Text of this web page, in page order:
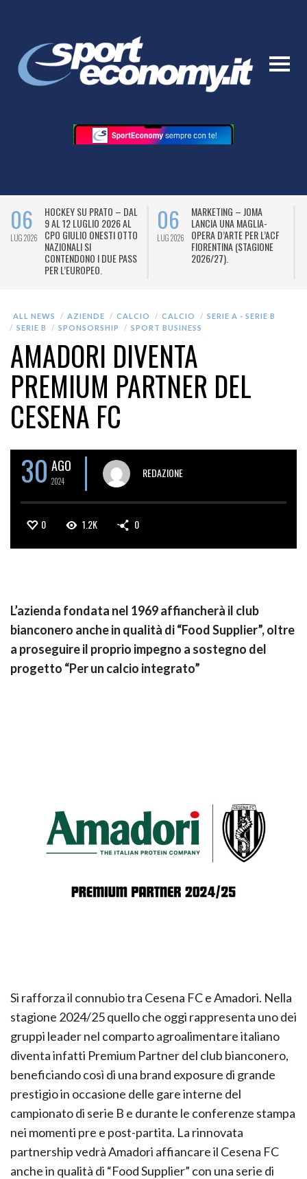
06
LUG 2026
HOCKEY SU PRATO – DAL
9 AL 12 LUGLIO 2026 AL
CPO GIULIO ONESTI OTTO
NAZIONALI SI
CONTENDONO I DUE PASS
PER L’EUROPEO.
06
LUG 2026
MARKETING – JOMA
LANCIA UNA MAGLIA-
OPERA D’ARTE PER L’ACF
FIORENTINA (STAGIONE
2026/27).
ALL NEWS AZIENDE CALCIO CALCIO
SERIE A - SERIE B
SERIE B
SPONSORSHIP SPORT BUSINESS
AMADORI DIVENTA
PREMIUM PARTNER DEL
CESENA FC
30 AGO
2024
REDAZIONE
0 1.2K 0
L’azienda fondata nel 1969 affiancherà il club
bianconero anche in qualità di “Food Supplier”, oltre
a proseguire il proprio impegno a sostegno del
progetto “Per un calcio integrato”
Si rafforza il connubio tra Cesena FC e Amadori. Nella
stagione 2024/25 quello che oggi rappresenta uno dei
gruppi leader nel comparto agroalimentare italiano
diventa infatti Premium Partner del club bianconero,
beneficiando così di una brand exposure di grande
prestigio in occasione delle gare interne del
campionato di serie B e durante le conferenze stampa
nei momenti pre e post-partita. La rinnovata
partnership vedrà Amadori affiancare il Cesena FC
anche in qualità di “Food Supplier” con una serie di